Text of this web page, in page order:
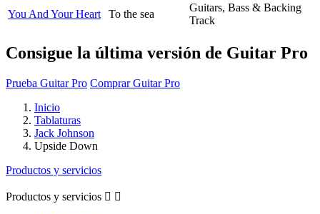
You And Your Heart
To the sea
Guitars, Bass & Backing
Track
Consigue la última versión de Guitar Pro
Prueba Guitar Pro Comprar Guitar Pro
Inicio
Tablaturas
Jack Johnson
Upside Down
Productos y servicios
Productos y servicios  